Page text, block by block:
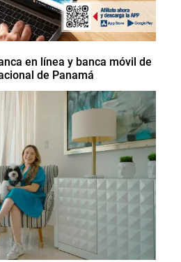
en línea y banca móvil de
de Panamá